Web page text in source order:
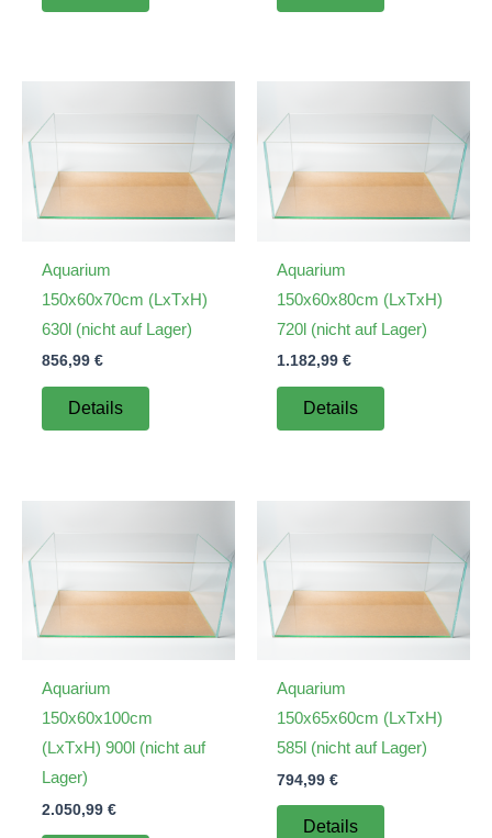
Aquarium
150x60x70cm (LxTxH)
630l (nicht auf Lager)
856,99 €
Details
Aquarium
150x60x80cm (LxTxH)
720l (nicht auf Lager)
1.182,99 €
Details
Aquarium
150x60x100cm
(LxTxH) 900l (nicht auf
Lager)
2.050,99 €
Aquarium
150x65x60cm (LxTxH)
585l (nicht auf Lager)
794,99 €
Details